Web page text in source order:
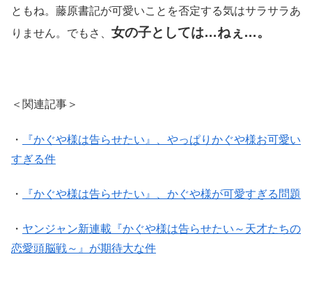
ともね。藤原書記が可愛いことを否定する気はサラサラあ
りません。でもさ、 女の子としては…ねぇ…。
＜関連記事＞
・
『かぐや様は告らせたい』、やっぱりかぐや様お可愛い
すぎる件
・ 『かぐや様は告らせたい』、かぐや様が可愛すぎる問題
・ ヤンジャン新連載『かぐや様は告らせたい～天才たちの
恋愛頭脳戦～』が期待大な件